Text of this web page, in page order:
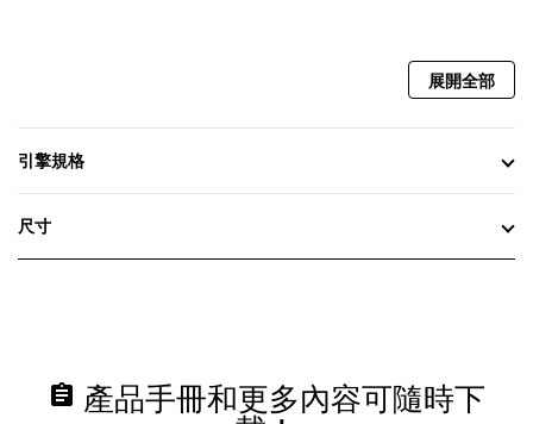
展開全部
引擎規格
尺寸
assignment 產品手冊和更多內容可隨時下